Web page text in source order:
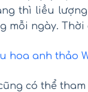
thì liều
mỗi ngày.
hoa anh thảo
có thể